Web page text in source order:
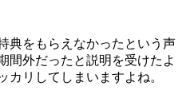
典をもらえなかったという声
間外だったと説明を受けたよ
カリしてしまいますよね。